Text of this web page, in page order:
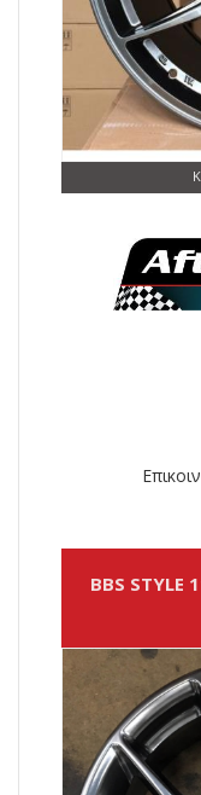
BBS STYLE